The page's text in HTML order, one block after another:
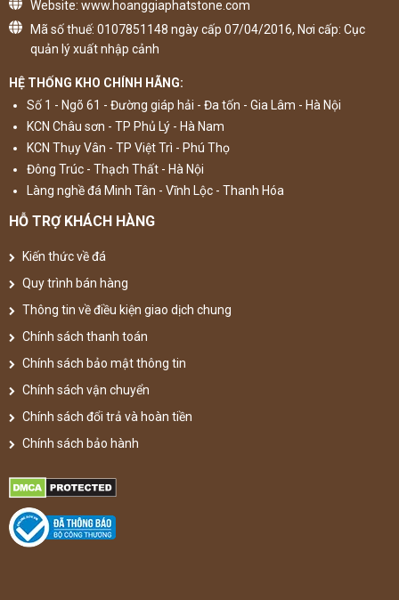
Website: www.hoanggiaphatstone.com
Mã số thuế: 0107851148 ngày cấp 07/04/2016, Nơi cấp: Cục
quản lý xuất nhập cảnh
HỆ THỐNG KHO CHÍNH HÃNG:
Số 1 - Ngõ 61 - Đường giáp hải - Đa tốn - Gia Lâm - Hà Nội
KCN Châu sơn - TP Phủ Lý - Hà Nam
KCN Thụy Vân - TP Việt Trì - Phú Thọ
Đông Trúc - Thạch Thất - Hà Nội
Làng nghề đá Minh Tân - Vĩnh Lộc - Thanh Hóa
HỖ TRỢ KHÁCH HÀNG
Kiến thức về đá
Quy trình bán hàng
Thông tin về điều kiện giao dịch chung
Chính sách thanh toán
Chính sách bảo mật thông tin
Chính sách vận chuyển
Chính sách đổi trả và hoàn tiền
Chính sách bảo hành